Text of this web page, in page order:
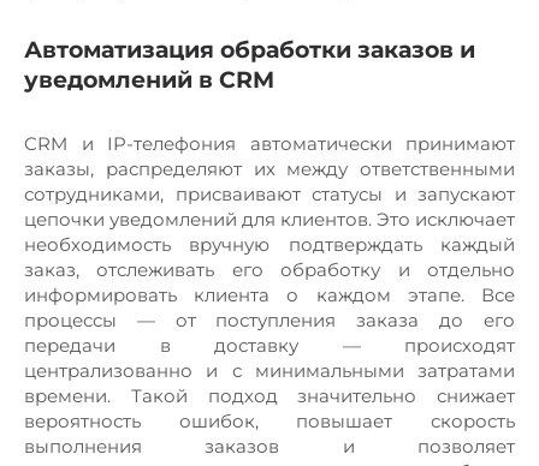
Автоматизация обработки заказов и
уведомлений в CRM
CRM и IP-телефония автоматически принимают
заказы, распределяют их между ответственными
сотрудниками, присваивают статусы и запускают
цепочки уведомлений для клиентов. Это исключает
необходимость вручную подтверждать каждый
заказ, отслеживать его обработку и отдельно
информировать клиента о каждом этапе. Все
процессы — от поступления заказа до его
передачи в доставку — происходят
централизованно и с минимальными затратами
времени. Такой подход значительно снижает
вероятность ошибок, повышает скорость
выполнения заказов и позволяет